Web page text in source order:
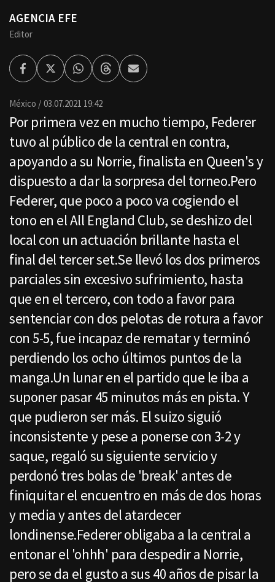
AGENCIA EFE
Editor
FacebookTwitterWhatsappThreadsEnviar
por
México 03.07.2021 19:42
Por primera vez en mucho tiempo, Federer
tuvo al público de la central en contra,
apoyando a su Norrie, finalista en Queen's y
dispuesto a dar la sorpresa del torneo.Pero
Federer, que poco a poco va cogiendo el
tono en el All England Club, se deshizo del
local con un actuación brillante hasta el
final del tercer set.Se llevó los dos primeros
parciales sin excesivo sufrimiento, hasta
que en el tercero, con todo a favor para
sentenciar con dos pelotas de rotura a favor
con 5-5, fue incapaz de rematar y terminó
perdiendo los ocho últimos puntos de la
manga.Un lunar en el partido que le iba a
suponer pasar 45 minutos más en pista. Y
que pudieron ser más. El suizo siguió
inconsistente y pese a ponerse con 3-2 y
saque, regaló su siguiente servicio y
perdonó tres bolas de 'break' antes de
finiquitar el encuentro en más de dos horas
y media y antes del atardecer
londinense.Federer obligaba a la central a
entonar el 'ohhh' para despedir a Norrie,
pero se da el gusto a sus 40 años de pisar la